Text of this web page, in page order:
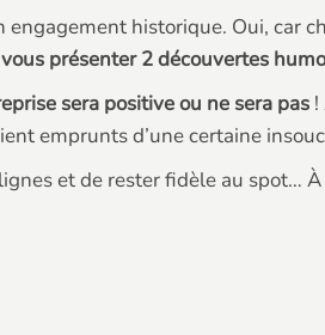
historique. Oui, car
vous présenter 2 découvertes
sera positive ou ne sera pas
emprunts d’une certaine
et de rester fidèle au spot…